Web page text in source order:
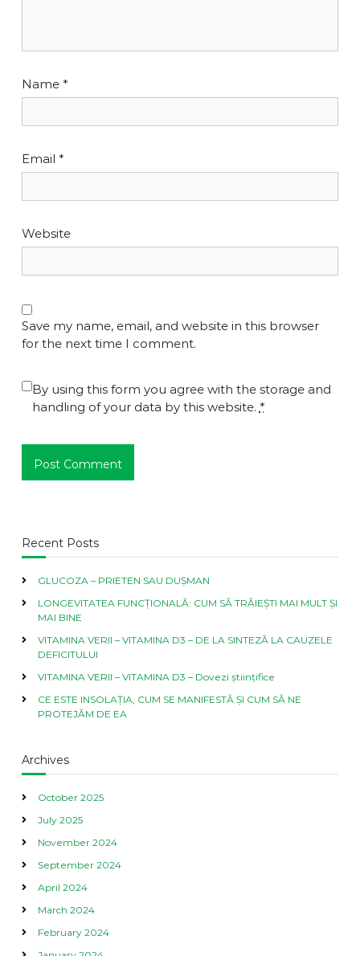
Name *
Email *
Website
Save my name, email, and website in this browser
for the next time I comment.
By using this form you agree with the storage and
handling of your data by this website. *
Recent Posts
GLUCOZA – PRIETEN SAU DUȘMAN
LONGEVITATEA FUNCȚIONALĂ: CUM SĂ TRĂIEȘTI MAI MULT ȘI
MAI BINE
VITAMINA VERII – VITAMINA D3 – DE LA SINTEZĂ LA CAUZELE
DEFICITULUI
VITAMINA VERII – VITAMINA D3 – Dovezi științifice
CE ESTE INSOLAȚIA, CUM SE MANIFESTĂ ȘI CUM SĂ NE
PROTEJĂM DE EA
Archives
October 2025
July 2025
November 2024
September 2024
April 2024
March 2024
February 2024